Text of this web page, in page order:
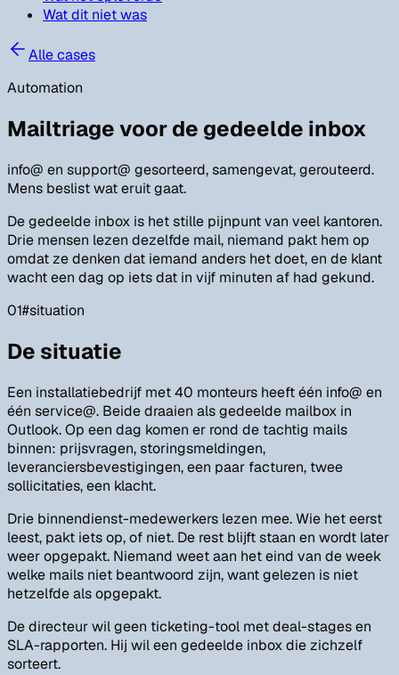
Wat dit niet was
Alle cases
Automation
Mailtriage voor de gedeelde inbox
info@ en support@ gesorteerd, samengevat, gerouteerd.
Mens beslist wat eruit gaat.
De gedeelde inbox is het stille pijnpunt van veel kantoren.
Drie mensen lezen dezelfde mail, niemand pakt hem op
omdat ze denken dat iemand anders het doet, en de klant
wacht een dag op iets dat in vijf minuten af had gekund.
01#situation
De situatie
Een installatiebedrijf met 40 monteurs heeft één info@ en
één service@. Beide draaien als gedeelde mailbox in
Outlook. Op een dag komen er rond de tachtig mails
binnen: prijsvragen, storingsmeldingen,
leveranciersbevestigingen, een paar facturen, twee
sollicitaties, een klacht.
Drie binnendienst-medewerkers lezen mee. Wie het eerst
leest, pakt iets op, of niet. De rest blijft staan en wordt later
weer opgepakt. Niemand weet aan het eind van de week
welke mails niet beantwoord zijn, want gelezen is niet
hetzelfde als opgepakt.
De directeur wil geen ticketing-tool met deal-stages en
SLA-rapporten. Hij wil een gedeelde inbox die zichzelf
sorteert.